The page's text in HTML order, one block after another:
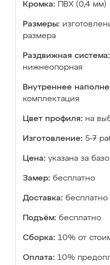
Кромка: ПВХ (0,4 мм)
Размеры:
размера
Раздвижная система:
нижнеопорная
Внутреннее
комплектация
Цвет профиля: на
Изготовление: 5-7
Цена: указана за
Замер: бесплатно
Доставка: бесплатно
Подъём: бесплатно
Сборка: 10% от
Оплата: 10%